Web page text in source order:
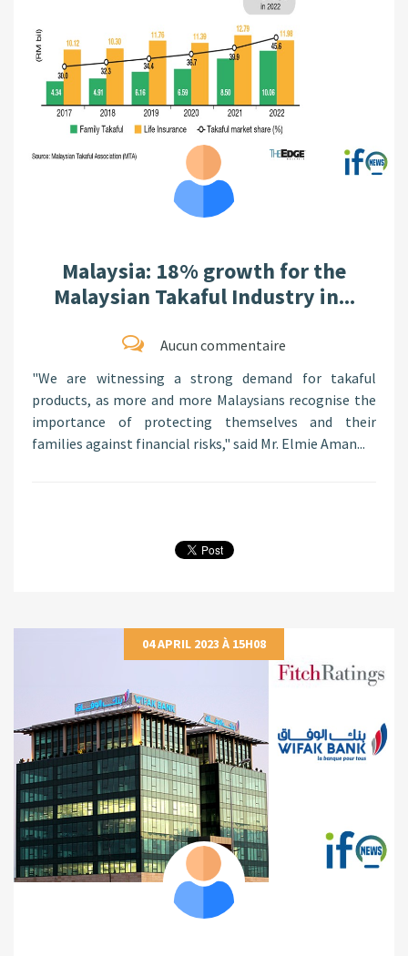
Malaysia: 18% growth for the
Malaysian Takaful Industry in...
Aucun commentaire
"We are witnessing a strong demand for takaful
products, as more and more Malaysians recognise the
importance of protecting themselves and their
families against financial risks," said Mr. Elmie Aman...
04 APRIL 2023 À 15H08